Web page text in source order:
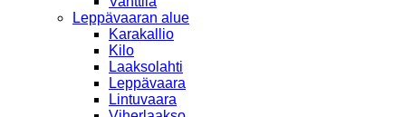
Leppävaaran alue
Karakallio
Kilo
Laaksolahti
Leppävaara
Lintuvaara